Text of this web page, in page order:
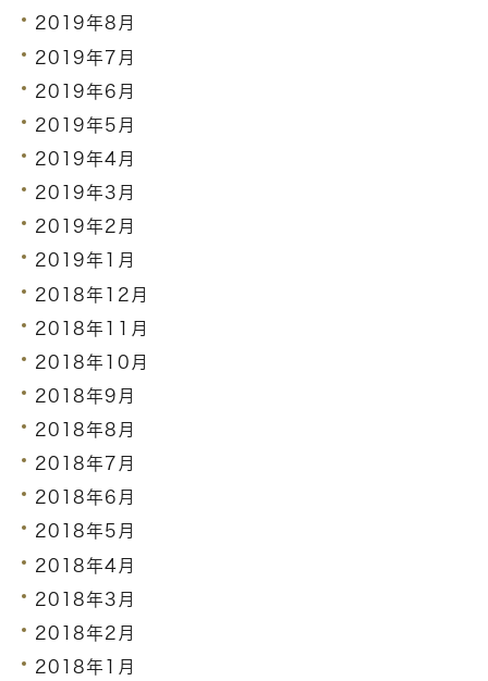
2019年8月
2019年7月
2019年6月
2019年5月
2019年4月
2019年3月
2019年2月
2019年1月
2018年12月
2018年11月
2018年10月
2018年9月
2018年8月
2018年7月
2018年6月
2018年5月
2018年4月
2018年3月
2018年2月
2018年1月